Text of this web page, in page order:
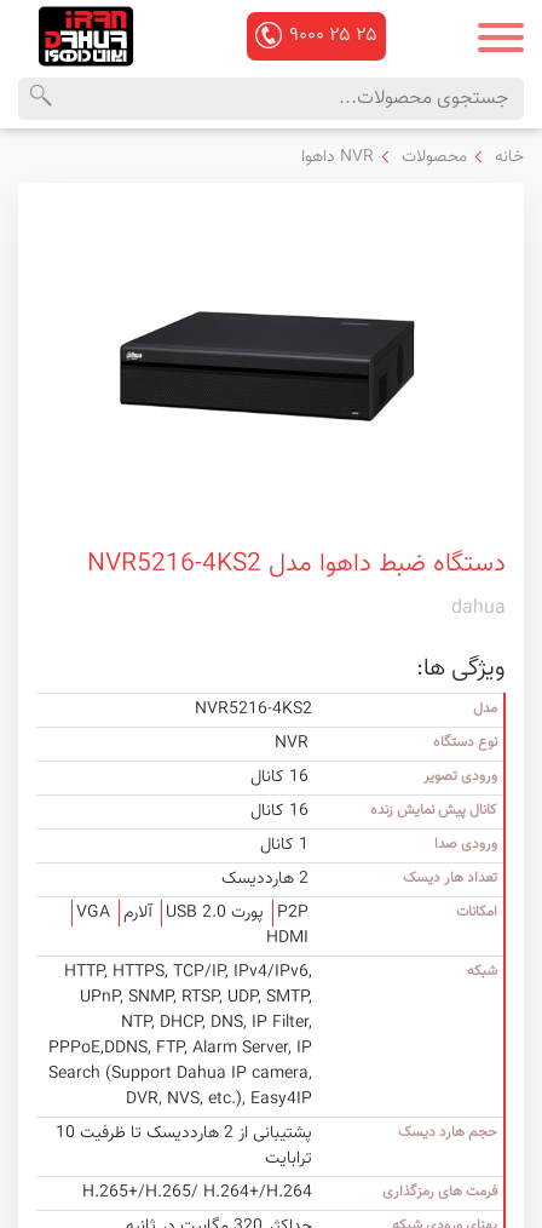
۹۰۰۰ ۲۵ ۲۵
محصولات
منوی
خانه محصولات NVR داهوا
دستگاه ضبط داهوا مدل NVR5216-4KS2
dahua
ویژگی ها:
مدل NVR5216-4KS2
نوع دستگاه NVR
ورودی تصویر 16 کانال
کانال پیش نمایش زنده 16 کانال
ورودی صدا 1 کانال
تعداد هار دیسک 2 هارددیسک
امکانات P2P پورت USB 2.0 آلارم VGA
HDMI
شبکه
HTTP, HTTPS, TCP/IP, IPv4/IPv6,
UPnP, SNMP, RTSP, UDP, SMTP,
NTP, DHCP, DNS, IP Filter,
PPPoE,DDNS, FTP, Alarm Server, IP
Search (Support Dahua IP camera,
DVR, NVS, etc.), Easy4IP
حجم هارد دیسک
پشتیبانی از 2 هارددیسک تا ظرفیت 10
ترابایت
فرمت های رمزگذاری H.265+/H.265/ H.264+/H.264